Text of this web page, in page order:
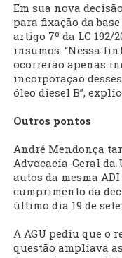
Em sua nova
para fixação da
artigo 7º da LC
insumos. “Nessa
ocorrerão apenas
incorporação
óleo diesel B”,
Outros pontos
André Mendonça
Advocacia-Geral da
autos da mesma
cumprimento da
último dia 19 de
A AGU pediu que o
questão ampliava